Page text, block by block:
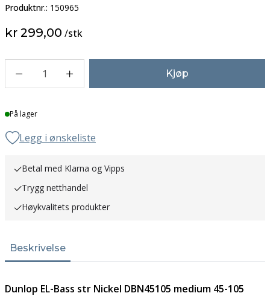
Produktnr.: 150965
kr 299,00 /stk
1 Kjøp
Lager
På lager
Legg i ønskeliste
Betal med Klarna og Vipps
Trygg netthandel
Høykvalitets produkter
Beskrivelse
Dunlop EL-Bass str Nickel DBN45105 medium 45-105